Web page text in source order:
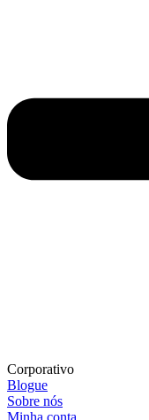
Corporativo
Blogue
Sobre nós
Minha conta